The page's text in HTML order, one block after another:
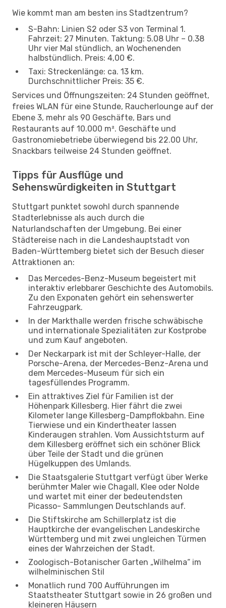
Wie kommt man am besten ins Stadtzentrum?
S-Bahn: Linien S2 oder S3 von Terminal 1.
Fahrzeit: 27 Minuten. Taktung: 5.08 Uhr – 0.38
Uhr vier Mal stündlich, an Wochenenden
halbstündlich. Preis: 4,00 €.
Taxi: Streckenlänge: ca. 13 km.
Durchschnittlicher Preis: 35 €.
Services und Öffnungszeiten: 24 Stunden geöffnet,
freies WLAN für eine Stunde, Raucherlounge auf der
Ebene 3, mehr als 90 Geschäfte, Bars und
Restaurants auf 10.000 m². Geschäfte und
Gastronomiebetriebe überwiegend bis 22.00 Uhr,
Snackbars teilweise 24 Stunden geöffnet.
Tipps für Ausflüge und
Sehenswürdigkeiten in Stuttgart
Stuttgart punktet sowohl durch spannende
Stadterlebnisse als auch durch die
Naturlandschaften der Umgebung. Bei einer
Städtereise nach in die Landeshauptstadt von
Baden-Württemberg bietet sich der Besuch dieser
Attraktionen an:
Das Mercedes-Benz-Museum begeistert mit
interaktiv erlebbarer Geschichte des Automobils.
Zu den Exponaten gehört ein sehenswerter
Fahrzeugpark.
In der Markthalle werden frische schwäbische
und internationale Spezialitäten zur Kostprobe
und zum Kauf angeboten.
Der Neckarpark ist mit der Schleyer-Halle, der
Porsche-Arena, der Mercedes-Benz-Arena und
dem Mercedes-Museum für sich ein
tagesfüllendes Programm.
Ein attraktives Ziel für Familien ist der
Höhenpark Killesberg. Hier fährt die zwei
Kilometer lange Killesberg-Dampflokbahn. Eine
Tierwiese und ein Kindertheater lassen
Kinderaugen strahlen. Vom Aussichtsturm auf
dem Killesberg eröffnet sich ein schöner Blick
über Teile der Stadt und die grünen
Hügelkuppen des Umlands.
Die Staatsgalerie Stuttgart verfügt über Werke
berühmter Maler wie Chagall, Klee oder Nolde
und wartet mit einer der bedeutendsten
Picasso- Sammlungen Deutschlands auf.
Die Stiftskirche am Schillerplatz ist die
Hauptkirche der evangelischen Landeskirche
Württemberg und mit zwei ungleichen Türmen
eines der Wahrzeichen der Stadt.
Zoologisch-Botanischer Garten „Wilhelma“ im
wilhelminischen Stil
Monatlich rund 700 Aufführungen im
Staatstheater Stuttgart sowie in 26 großen und
kleineren Häusern